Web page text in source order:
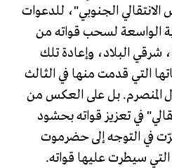
الجنوبي"، للدعوات
الواسعة لسحب قواته من
البلاد، وإعادة تلك
التي قدمت منها في الثالث
المنصرم. بل على العكس من
في تعزيز قواته بحشود
في التوجه إلى حضرموت
سيطرت عليها قواته.